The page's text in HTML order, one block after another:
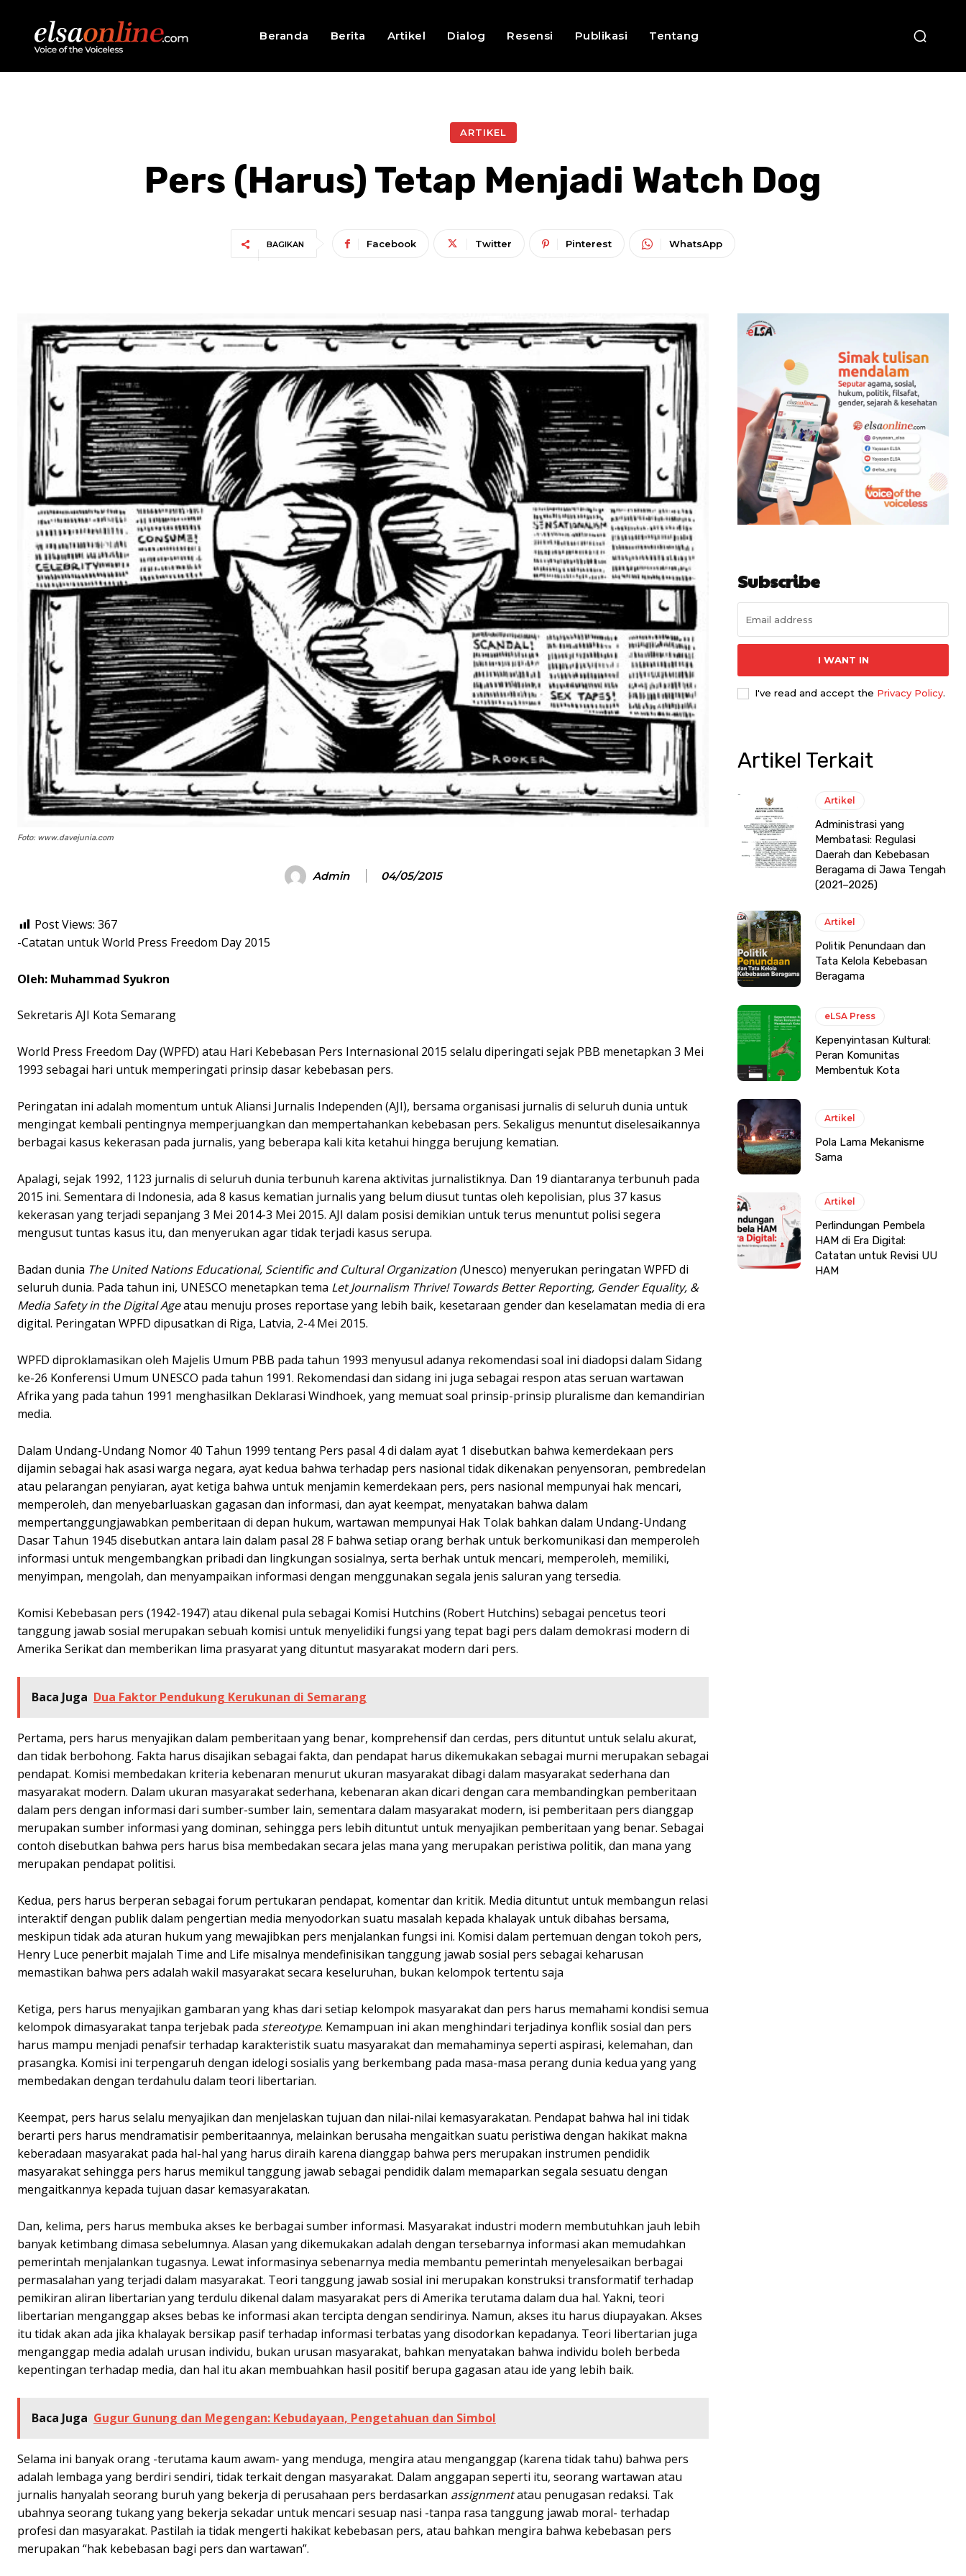
Beranda Berita Artikel Dialog Resensi Publikasi Tentang
ARTIKEL
Pers (Harus) Tetap Menjadi Watch Dog
BAGIKAN Facebook Twitter Pinterest WhatsApp
Foto: www.davejunia.com
Admin 04/05/2015
Post Views: 367
-Catatan untuk World Press Freedom Day 2015
Oleh: Muhammad Syukron
Sekretaris AJI Kota Semarang
World Press Freedom Day (WPFD) atau Hari Kebebasan Pers Internasional 2015 selalu diperingati sejak PBB menetapkan 3 Mei
1993 sebagai hari untuk memperingati prinsip dasar kebebasan pers.
Peringatan ini adalah momentum untuk Aliansi Jurnalis Independen (AJI), bersama organisasi jurnalis di seluruh dunia untuk
mengingat kembali pentingnya memperjuangkan dan mempertahankan kebebasan pers. Sekaligus menuntut diselesaikannya
berbagai kasus kekerasan pada jurnalis, yang beberapa kali kita ketahui hingga berujung kematian.
Apalagi, sejak 1992, 1123 jurnalis di seluruh dunia terbunuh karena aktivitas jurnalistiknya. Dan 19 diantaranya terbunuh pada
2015 ini. Sementara di Indonesia, ada 8 kasus kematian jurnalis yang belum diusut tuntas oleh kepolisian, plus 37 kasus
kekerasan yang terjadi sepanjang 3 Mei 2014-3 Mei 2015. AJI dalam posisi demikian untuk terus menuntut polisi segera
mengusut tuntas kasus itu, dan menyerukan agar tidak terjadi kasus serupa.
Badan dunia The United Nations Educational, Scientific and Cultural Organization (Unesco) menyerukan peringatan WPFD di
seluruh dunia. Pada tahun ini, UNESCO menetapkan tema Let Journalism Thrive! Towards Better Reporting, Gender Equality, &
Media Safety in the Digital Ageatau menuju proses reportase yang lebih baik, kesetaraan gender dan keselamatan media di era
digital. Peringatan WPFD dipusatkan di Riga, Latvia, 2-4 Mei 2015.
WPFD diproklamasikan oleh Majelis Umum PBB pada tahun 1993 menyusul adanya rekomendasi soal ini diadopsi dalam Sidang
ke-26 Konferensi Umum UNESCO pada tahun 1991. Rekomendasi dan sidang ini juga sebagai respon atas seruan wartawan
Afrika yang pada tahun 1991 menghasilkan Deklarasi Windhoek, yang memuat soal prinsip-prinsip pluralisme dan kemandirian
media.
Dalam Undang-Undang Nomor 40 Tahun 1999 tentang Pers pasal 4 di dalam ayat 1 disebutkan bahwa kemerdekaan pers
dijamin sebagai hak asasi warga negara, ayat kedua bahwa terhadap pers nasional tidak dikenakan penyensoran, pembredelan
atau pelarangan penyiaran, ayat ketiga bahwa untuk menjamin kemerdekaan pers, pers nasional mempunyai hak mencari,
memperoleh, dan menyebarluaskan gagasan dan informasi, dan ayat keempat, menyatakan bahwa dalam
mempertanggungjawabkan pemberitaan di depan hukum, wartawan mempunyai Hak Tolak bahkan dalam Undang-Undang
Dasar Tahun 1945 disebutkan antara lain dalam pasal 28 F bahwa setiap orang berhak untuk berkomunikasi dan memperoleh
informasi untuk mengembangkan pribadi dan lingkungan sosialnya, serta berhak untuk mencari, memperoleh, memiliki,
menyimpan, mengolah, dan menyampaikan informasi dengan menggunakan segala jenis saluran yang tersedia.
Komisi Kebebasan pers (1942-1947) atau dikenal pula sebagai Komisi Hutchins (Robert Hutchins) sebagai pencetus teori
tanggung jawab sosial merupakan sebuah komisi untuk menyelidiki fungsi yang tepat bagi pers dalam demokrasi modern di
Amerika Serikat dan memberikan lima prasyarat yang dituntut masyarakat modern dari pers.
Baca Juga Dua Faktor Pendukung Kerukunan di Semarang
Pertama, pers harus menyajikan dalam pemberitaan yang benar, komprehensif dan cerdas, pers dituntut untuk selalu akurat,
dan tidak berbohong. Fakta harus disajikan sebagai fakta, dan pendapat harus dikemukakan sebagai murni merupakan sebagai
pendapat. Komisi membedakan kriteria kebenaran menurut ukuran masyarakat dibagi dalam masyarakat sederhana dan
masyarakat modern. Dalam ukuran masyarakat sederhana, kebenaran akan dicari dengan cara membandingkan pemberitaan
dalam pers dengan informasi dari sumber-sumber lain, sementara dalam masyarakat modern, isi pemberitaan pers dianggap
merupakan sumber informasi yang dominan, sehingga pers lebih dituntut untuk menyajikan pemberitaan yang benar. Sebagai
contoh disebutkan bahwa pers harus bisa membedakan secara jelas mana yang merupakan peristiwa politik, dan mana yang
merupakan pendapat politisi.
Kedua, pers harus berperan sebagai forum pertukaran pendapat, komentar dan kritik. Media dituntut untuk membangun relasi
interaktif dengan publik dalam pengertian media menyodorkan suatu masalah kepada khalayak untuk dibahas bersama,
meskipun tidak ada aturan hukum yang mewajibkan pers menjalankan fungsi ini. Komisi dalam pertemuan dengan tokoh pers,
Henry Luce penerbit majalah Time and Life misalnya mendefinisikan tanggung jawab sosial pers sebagai keharusan
memastikan bahwa pers adalah wakil masyarakat secara keseluruhan, bukan kelompok tertentu saja
Ketiga, pers harus menyajikan gambaran yang khas dari setiap kelompok masyarakat dan pers harus memahami kondisi semua
kelompok dimasyarakat tanpa terjebak pada stereotype. Kemampuan ini akan menghindari terjadinya konflik sosial dan pers
harus mampu menjadi penafsir terhadap karakteristik suatu masyarakat dan memahaminya seperti aspirasi, kelemahan, dan
prasangka. Komisi ini terpengaruh dengan idelogi sosialis yang berkembang pada masa-masa perang dunia kedua yang yang
membedakan dengan terdahulu dalam teori libertarian.
Keempat, pers harus selalu menyajikan dan menjelaskan tujuan dan nilai-nilai kemasyarakatan. Pendapat bahwa hal ini tidak
berarti pers harus mendramatisir pemberitaannya, melainkan berusaha mengaitkan suatu peristiwa dengan hakikat makna
keberadaan masyarakat pada hal-hal yang harus diraih karena dianggap bahwa pers merupakan instrumen pendidik
masyarakat sehingga pers harus memikul tanggung jawab sebagai pendidik dalam memaparkan segala sesuatu dengan
mengaitkannya kepada tujuan dasar kemasyarakatan.
Dan, kelima, pers harus membuka akses ke berbagai sumber informasi. Masyarakat industri modern membutuhkan jauh lebih
banyak ketimbang dimasa sebelumnya. Alasan yang dikemukakan adalah dengan tersebarnya informasi akan memudahkan
pemerintah menjalankan tugasnya. Lewat informasinya sebenarnya media membantu pemerintah menyelesaikan berbagai
permasalahan yang terjadi dalam masyarakat. Teori tanggung jawab sosial ini merupakan konstruksi transformatif terhadap
pemikiran aliran libertarian yang terdulu dikenal dalam masyarakat pers di Amerika terutama dalam dua hal. Yakni, teori
libertarian menganggap akses bebas ke informasi akan tercipta dengan sendirinya. Namun, akses itu harus diupayakan. Akses
itu tidak akan ada jika khalayak bersikap pasif terhadap informasi terbatas yang disodorkan kepadanya. Teori libertarian juga
menganggap media adalah urusan individu, bukan urusan masyarakat, bahkan menyatakan bahwa individu boleh berbeda
kepentingan terhadap media, dan hal itu akan membuahkan hasil positif berupa gagasan atau ide yang lebih baik.
Baca Juga Gugur Gunung dan Megengan: Kebudayaan, Pengetahuan dan Simbol
Selama ini banyak orang -terutama kaum awam- yang menduga, mengira atau menganggap (karena tidak tahu) bahwa pers
adalah lembaga yang berdiri sendiri, tidak terkait dengan masyarakat. Dalam anggapan seperti itu, seorang wartawan atau
jurnalis hanyalah seorang buruh yang bekerja di perusahaan pers berdasarkan assignmentatau penugasan redaksi. Tak
ubahnya seorang tukang yang bekerja sekadar untuk mencari sesuap nasi -tanpa rasa tanggung jawab moral- terhadap
profesi dan masyarakat. Pastilah ia tidak mengerti hakikat kebebasan pers, atau bahkan mengira bahwa kebebasan pers
merupakan “hak kebebasan bagi pers dan wartawan”.
Subscribe
I WANT IN
I've read and accept the Privacy Policy.
Artikel Terkait
Artikel
Administrasi yang
Membatasi: Regulasi
Daerah dan Kebebasan
Beragama di Jawa Tengah
(2021–2025)
Artikel
Politik Penundaan dan
Tata Kelola Kebebasan
Beragama
eLSA Press
Kepenyintasan Kultural:
Peran Komunitas
Membentuk Kota
Artikel
Pola Lama Mekanisme
Sama
Artikel
Perlindungan Pembela
HAM di Era Digital:
Catatan untuk Revisi UU
HAM